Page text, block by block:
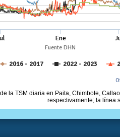
la TSM diaria en Paita, Chimbote,
respectivamente; la línea